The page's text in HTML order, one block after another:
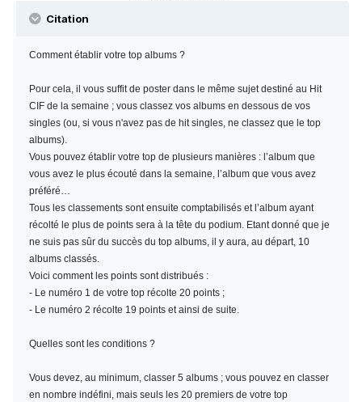
Citation
Comment établir votre top albums ?
Pour cela, il vous suffit de poster dans le même sujet destiné au Hit
CIF de la semaine ; vous classez vos albums en dessous de vos
singles (ou, si vous n'avez pas de hit singles, ne classez que le top
albums).
Vous pouvez établir votre top de plusieurs manières : l’album que
vous avez le plus écouté dans la semaine, l’album que vous avez
préféré…
Tous les classements sont ensuite comptabilisés et l’album ayant
récolté le plus de points sera à la tête du podium. Etant donné que je
ne suis pas sûr du succès du top albums, il y aura, au départ, 10
albums classés.
Voici comment les points sont distribués :
- Le numéro 1 de votre top récolte 20 points ;
- Le numéro 2 récolte 19 points et ainsi de suite.
Quelles sont les conditions ?
Vous devez, au minimum, classer 5 albums ; vous pouvez en classer
en nombre indéfini, mais seuls les 20 premiers de votre top